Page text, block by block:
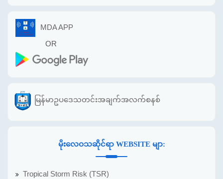
MDA APP
OR
မြန်မာဥပဒေသတင်းအချက်အလက်စနစ်
မိုးလေဝသဆိုင်ရာ WEBSITE မျာ:
Tropical Storm Risk (TSR)